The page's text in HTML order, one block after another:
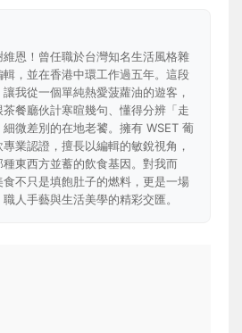
維恩！曾任職於台灣知名生活風格雜
輯，並在香港中環工作過五年。這段
我從一個單純熱愛菠蘿油的遊客，
餐廳伙計寒暄幾句、懂得分辨「走
微差別的在地老饕。擁有 WSET 葡
業認證，擅長以編輯的敏銳視角，
種東西方並蓄的飲食基因。對我而
食不只是填飽肚子的燃料，更是一場
人手藝與生活美學的精彩交匯。